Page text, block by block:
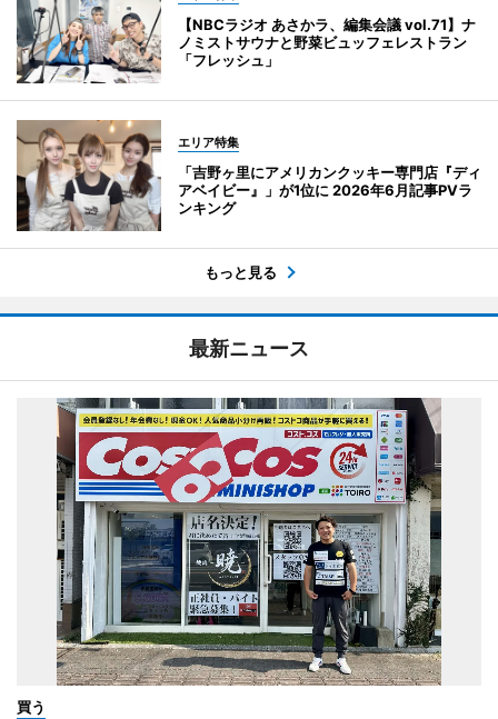
【NBCラジオ あさかラ、編集会議 vol.71】ナ
ノミストサウナと野菜ビュッフェレストラン
「フレッシュ」
エリア特集
「吉野ヶ里にアメリカンクッキー専門店『ディ
アベイビー』」が1位に 2026年6月記事PVラ
ンキング
もっと見る
最新ニュース
買う